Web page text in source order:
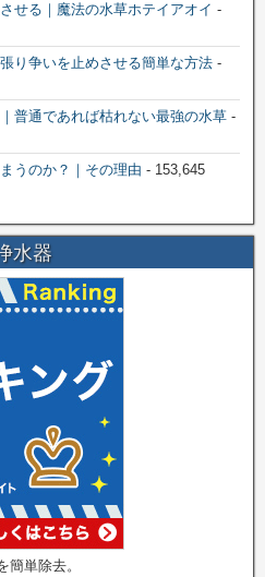
せる｜魔法の水草ホテイアオイ -
り争いを止めさせる簡単な方法 -
普通であれば枯れない最強の水草 -
うのか？｜その理由 - 153,645
水器
単除去。